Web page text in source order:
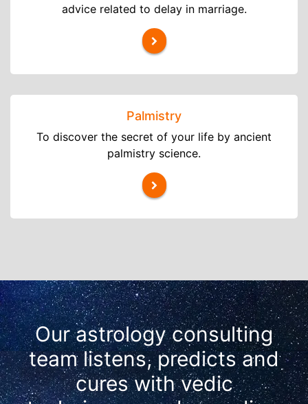
advice related to delay in marriage.
Palmistry
To discover the secret of your life by ancient
palmistry science.
Our astrology consulting
team listens, predicts and
cures with vedic